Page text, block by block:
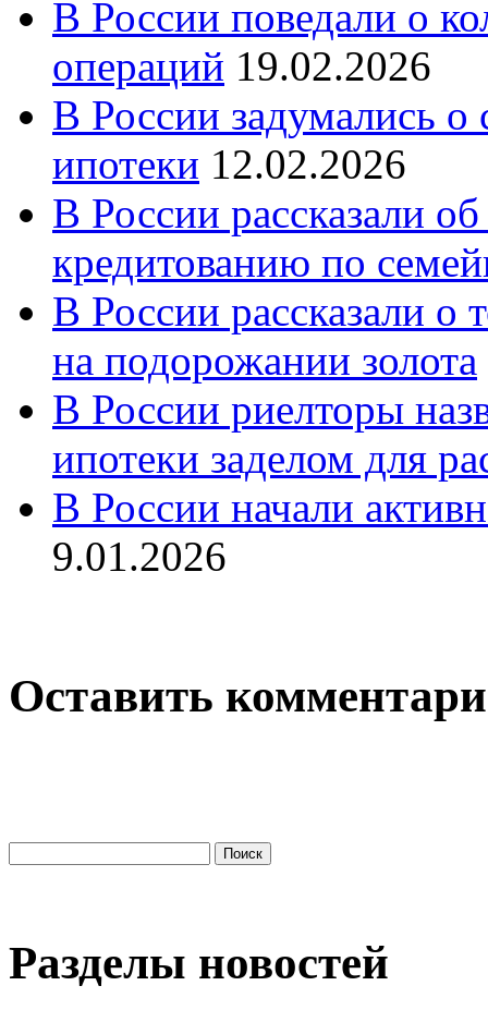
В России поведали о
операций 19.02.2026
В России задумались
ипотеки 12.02.2026
В России рассказали
кредитованию по
В России рассказали о
на подорожании золота
В России риелторы
ипотеки заделом для
В России начали
9.01.2026
Оставить
Разделы новостей